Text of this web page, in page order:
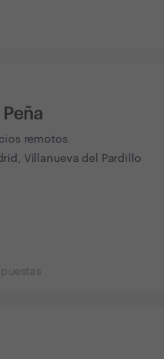
remotos
Villanueva del Pardillo